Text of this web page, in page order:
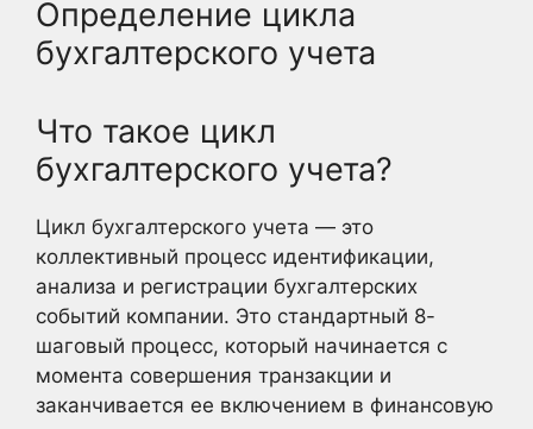
Определение цикла
бухгалтерского учета
Что такое цикл
бухгалтерского учета?
Цикл бухгалтерского учета — это
коллективный процесс идентификации,
анализа и регистрации бухгалтерских
событий компании. Это стандартный 8-
шаговый процесс, который начинается с
момента совершения транзакции и
заканчивается ее включением в финансовую